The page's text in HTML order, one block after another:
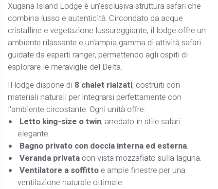
Xugana Island Lodge è un'esclusiva struttura safari che
combina lusso e autenticità. Circondato da acque
cristalline e vegetazione lussureggiante, il lodge offre un
ambiente rilassante e un'ampia gamma di attività safari
guidate da esperti ranger, permettendo agli ospiti di
esplorare le meraviglie del Delta.
Il lodge dispone di 8 chalet rialzati, costruiti con
materiali naturali per integrarsi perfettamente con
l'ambiente circostante. Ogni unità offre:
Letto king-size o twin, arredato in stile safari
elegante.
Bagno privato con doccia interna ed esterna.
Veranda privatacon vista mozzafiato sulla laguna.
Ventilatore a soffittoe ampie finestre per una
ventilazione naturale ottimale.